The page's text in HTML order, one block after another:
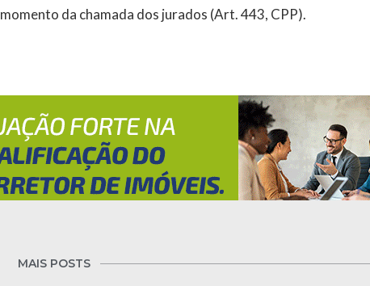
momento da chamada dos jurados (Art. 443, CPP).
MAIS POSTS